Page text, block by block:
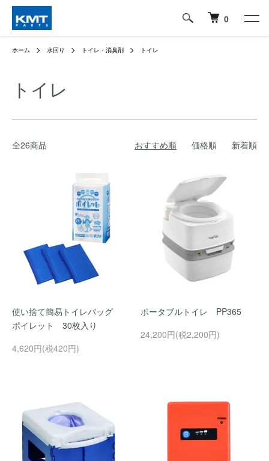
0
ホーム 水回り トイレ・消臭剤 トイレ
トイレ
全26商品 おすすめ順 価格順 新着順
使い捨て簡易トイレバッグ
ポイレット 30枚入り
4,620円(税420円)
ポータブルトイレ PP365
24,200円(税2,200円)